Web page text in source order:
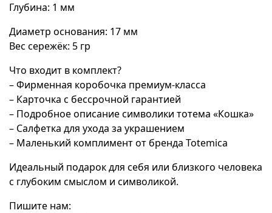
Глубина: 1 мм
Диаметр основания: 17 мм
Вес сережёк: 5 гр
Что входит в комплект?
– Фирменная коробочка премиум-класса
– Карточка с бессрочной гарантией
– Подробное описание символики тотема «Кошка»
– Салфетка для ухода за украшением
– Маленький комплимент от бренда Totemica
Идеальный подарок для себя или близкого человека
с глубоким смыслом и символикой.
Пишите нам: